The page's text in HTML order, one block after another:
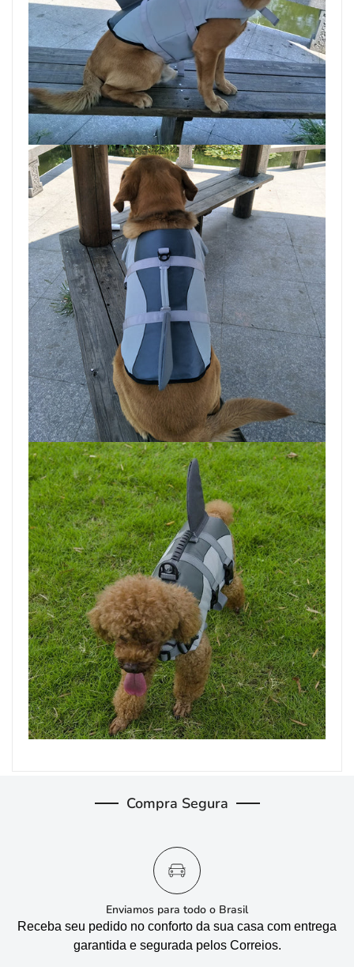
Compra Segura
Enviamos para todo o Brasil
Receba seu pedido no conforto da sua casa com entrega
garantida e segurada pelos Correios.